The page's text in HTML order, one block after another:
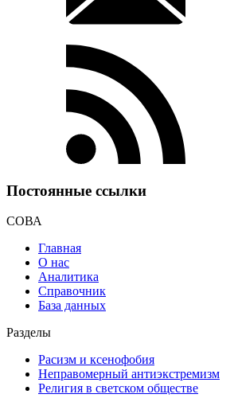
Постоянные ссылки
СОВА
Главная
О нас
Аналитика
Справочник
База данных
Разделы
Расизм и ксенофобия
Неправомерный антиэкстремизм
Религия в светском обществе